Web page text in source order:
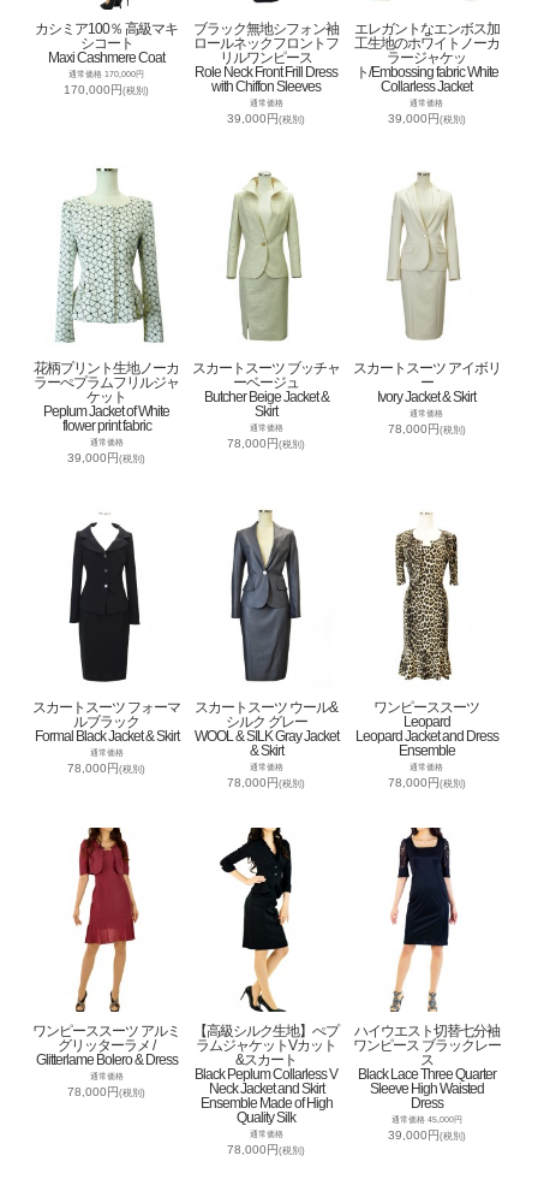
カシミア100％ 高級マキ
シコート
Maxi Cashmere Coat
通常価格 170,000円
170,000円(税別)
ブラック無地シフォン袖
ロールネックフロントフ
リルワンピース
Role Neck Front Frill Dress
with Chiffon Sleeves
通常価格
39,000円(税別)
エレガントなエンボス加
工生地のホワイトノーカ
ラージャケッ
ト/Embossing fabric White
Collarless Jacket
通常価格
39,000円(税別)
花柄プリント生地ノーカ
ラーぺプラムフリルジャ
ケット
Peplum Jacket of White
flower print fabric
通常価格
39,000円(税別)
スカートスーツ ブッチャ
ーベージュ
Butcher Beige Jacket &
Skirt
通常価格
78,000円(税別)
スカートスーツ アイボリ
ー
Ivory Jacket & Skirt
通常価格
78,000円(税別)
スカートスーツ フォーマ
ルブラック
Formal Black Jacket & Skirt
通常価格
78,000円(税別)
スカートスーツ ウール&
シルク グレー
WOOL & SILK Gray Jacket
& Skirt
通常価格
78,000円(税別)
ワンピーススーツ
Leopard
Leopard Jacket and Dress
Ensemble
通常価格
78,000円(税別)
ワンピーススーツ アルミ
グリッターラメ /
Glitterlame Bolero & Dress
通常価格
78,000円(税別)
【高級シルク生地】ぺプ
ラムジャケットVカット
&スカート
Black Peplum Collarless V
Neck Jacket and Skirt
Ensemble Made of High
Quality Silk
通常価格
78,000円(税別)
ハイウエスト切替七分袖
ワンピース ブラックレー
ス
Black Lace Three Quarter
Sleeve High Waisted
Dress
通常価格 45,000円
39,000円(税別)